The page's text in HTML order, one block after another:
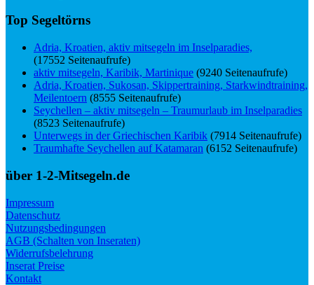
Top Segeltörns
Adria, Kroatien, aktiv mitsegeln im Inselparadies,
(17552 Seitenaufrufe)
aktiv mitsegeln, Karibik, Martinique (9240 Seitenaufrufe)
Adria, Kroatien, Sukosan, Skippertraining, Starkwindtraining,
Meilentoern (8555 Seitenaufrufe)
Seychellen – aktiv mitsegeln – Traumurlaub im Inselparadies
(8523 Seitenaufrufe)
Unterwegs in der Griechischen Karibik (7914 Seitenaufrufe)
Traumhafte Seychellen auf Katamaran (6152 Seitenaufrufe)
über 1-2-Mitsegeln.de
Impressum
Datenschutz
Nutzungsbedingungen
AGB (Schalten von Inseraten)
Widerrufsbelehrung
Inserat Preise
Kontakt